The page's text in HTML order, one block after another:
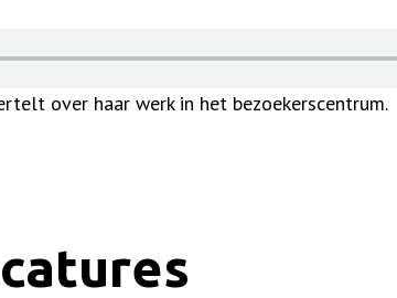
over haar werk in het bezoekerscentrum.